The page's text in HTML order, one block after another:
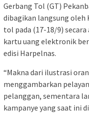
Gerbang Tol (GT)
dibagikan langsung oleh
tol pada (17-18/9)
kartu uang elektronik
edisi Harpelnas.
“Makna dari ilustrasi
menggambarkan
pelanggan, sementara
kampanye yang saat ini